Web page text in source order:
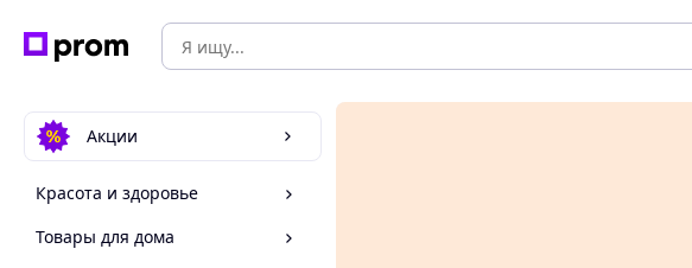
Акции
Красота и здоровье
Товары для дома